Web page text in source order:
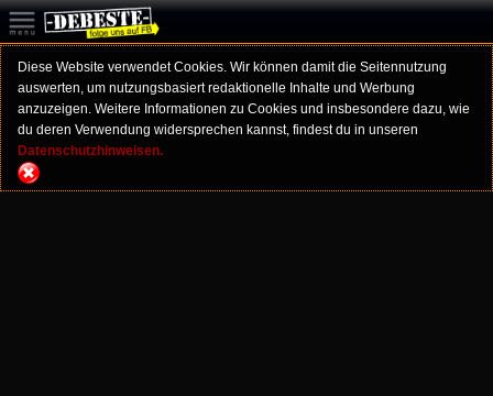
Diese Website verwendet Cookies. Wir können damit die Seitennutzung
auswerten, um nutzungsbasiert redaktionelle Inhalte und Werbung
anzuzeigen. Weitere Informationen zu Cookies und insbesondere dazu, wie
du deren Verwendung widersprechen kannst, findest du in unseren
Datenschutzhinweisen.